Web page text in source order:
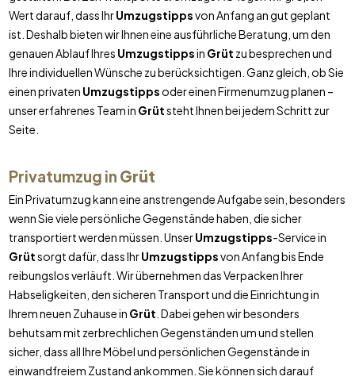
Wert darauf, dass IhrUmzugstippsvon Anfang an gut geplant
ist. Deshalb bieten wir Ihnen eine ausführliche Beratung, um den
genauen Ablauf Ihres Umzugstippsin Grüt zu besprechen und
Ihre individuellen Wünsche zu berücksichtigen. Ganz gleich, ob Sie
einen privaten Umzugstippsoder einen Firmenumzug planen –
unser erfahrenes Team in Grütsteht Ihnen bei jedem Schritt zur
Seite.
Privatumzug in Grüt
Ein Privatumzug kann eine anstrengende Aufgabe sein, besonders
wenn Sie viele persönliche Gegenstände haben, die sicher
transportiert werden müssen. UnserUmzugstipps-Service in
Grütsorgt dafür, dass IhrUmzugstippsvon Anfang bis Ende
reibungslos verläuft. Wir übernehmen das Verpacken Ihrer
Habseligkeiten, den sicheren Transport und die Einrichtung in
Ihrem neuen Zuhause in Grüt . Dabei gehen wir besonders
behutsam mit zerbrechlichen Gegenständen um und stellen
sicher, dass all Ihre Möbel und persönlichen Gegenstände in
einwandfreiem Zustand ankommen. Sie können sich darauf